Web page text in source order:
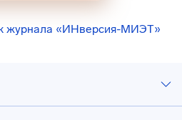
журнала «ИНверсия-МИЭТ»